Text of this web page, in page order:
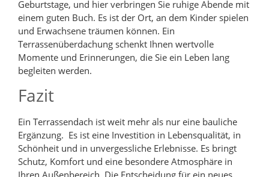
Geburtstage, und hier verbringen Sie ruhige Abende mit
einem guten Buch. Es ist der Ort, an dem Kinder spielen
und Erwachsene träumen können. Ein
Terrassenüberdachung schenkt Ihnen wertvolle
Momente und Erinnerungen, die Sie ein Leben lang
begleiten werden.
Fazit
Ein Terrassendach ist weit mehr als nur eine bauliche
Ergänzung. Es ist eine Investition in Lebensqualität, in
Schönheit und in unvergessliche Erlebnisse. Es bringt
Schutz, Komfort und eine besondere Atmosphäre in